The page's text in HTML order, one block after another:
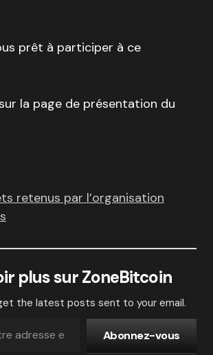
prêt à participer à ce
la page de présentation du
retenus par l’organisation
plus sur ZoneBitcoin
the latest posts sent to your email.
Abonnez-vous